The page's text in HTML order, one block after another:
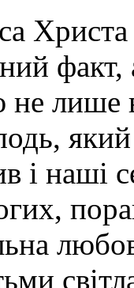
не
і наші